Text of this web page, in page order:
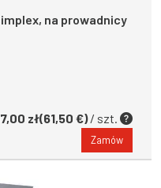
na prowadnicy
zł(61,50 €)/ szt.
Zamów